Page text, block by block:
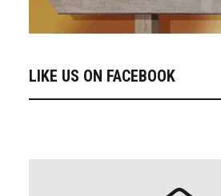
LIKE US ON FACEBOOK